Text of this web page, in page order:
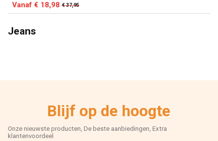
Vanaf € 18,98 € 37,95
Jeans
Blijf op de hoogte
Onze nieuwste producten, De beste aanbiedingen, Extra
klantenvoordeel